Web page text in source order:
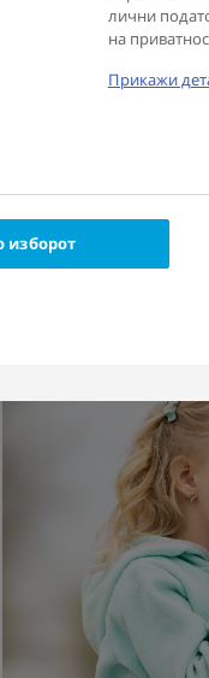
лични
на
Прикажи
изборот